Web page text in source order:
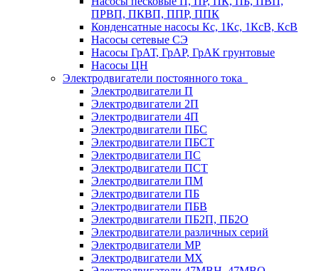
ПРВП, ПКВП, ППР, ППК
Конденсатные насосы Кс, 1Кс, 1КсВ, КсВ
Насосы сетевые СЭ
Насосы ГрАТ, ГрАР, ГрАК грунтовые
Насосы ЦН
Электродвигатели постоянного тока
Электродвигатели П
Электродвигатели 2П
Электродвигатели 4П
Электродвигатели ПБС
Электродвигатели ПБСТ
Электродвигатели ПС
Электродвигатели ПСТ
Электродвигатели ПМ
Электродвигатели ПБ
Электродвигатели ПБВ
Электродвигатели ПБ2П, ПБ2О
Электродвигатели различных серий
Электродвигатели МР
Электродвигатели MX